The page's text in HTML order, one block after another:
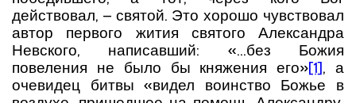
действовал, – святой. Это хорошо чувствовал
автор первого жития святого Александра
Невского, написавший: «…без Божия
повеления не было бы княжения его»[1], а
очевидец битвы «видел воинство Божье в